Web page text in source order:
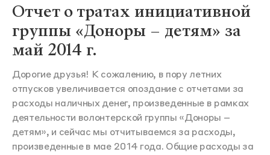
Отчет о тратах инициативной
группы «Доноры – детям» за
май 2014 г.
Дорогие друзья! К сожалению, в пору летних
отпусков увеличивается опоздание с отчетами за
расходы наличных денег, произведенные в рамках
деятельности волонтерской группы «Доноры –
детям», и сейчас мы отчитываемся за расходы,
произведенные в мае 2014 года. Общие расходы за